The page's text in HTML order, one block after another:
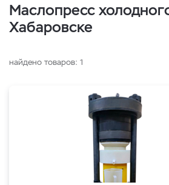
Маслопресс
Хабаровске
найдено товаров: 1